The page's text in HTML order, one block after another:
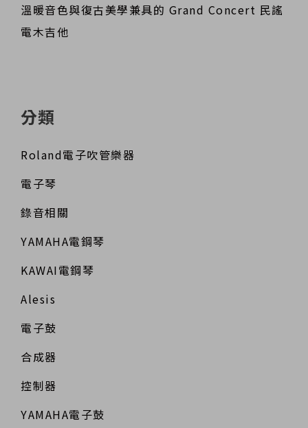
溫暖音色與復古美學兼具的 Grand Concert 民謠
電木吉他
分類
Roland電子吹管樂器
電子琴
錄音相關
YAMAHA電鋼琴
KAWAI電鋼琴
Alesis
電子鼓
合成器
控制器
YAMAHA電子鼓